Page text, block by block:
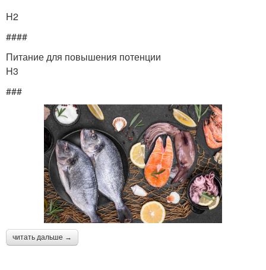
H2
####
Питание для повышения потенции
H3
###
читать дальше →